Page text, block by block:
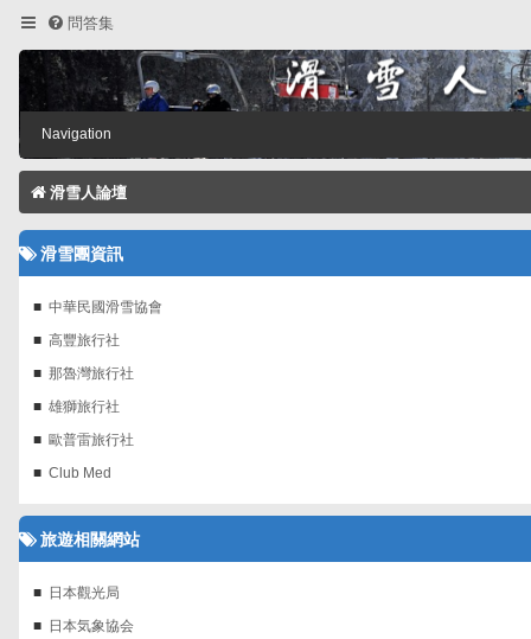
問答集
Navigation
滑雪人論壇
滑雪團資訊
中華民國滑雪協會
高豐旅行社
那魯灣旅行社
雄獅旅行社
歐普雷旅行社
Club Med
旅遊相關網站
日本觀光局
日本気象協会